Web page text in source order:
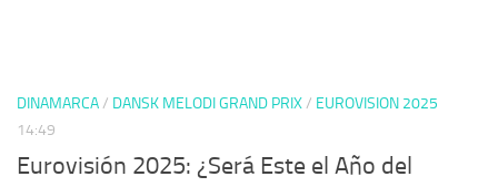
DINAMARCA/ DANSK MELODI GRAND PRIX/ EUROVISION 2025
14:49
Eurovisión 2025: ¿Será Este el Año del